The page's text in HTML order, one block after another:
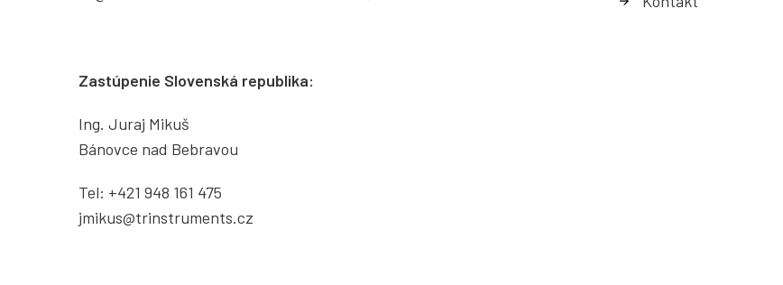
Zastúpenie Slovenská republika:
Ing. Juraj Mikuš
Bánovce nad Bebravou
Tel: +421 948 161 475
jmikus@trinstruments.cz